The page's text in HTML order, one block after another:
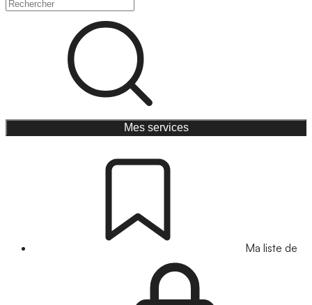
Mes services
Ma liste de